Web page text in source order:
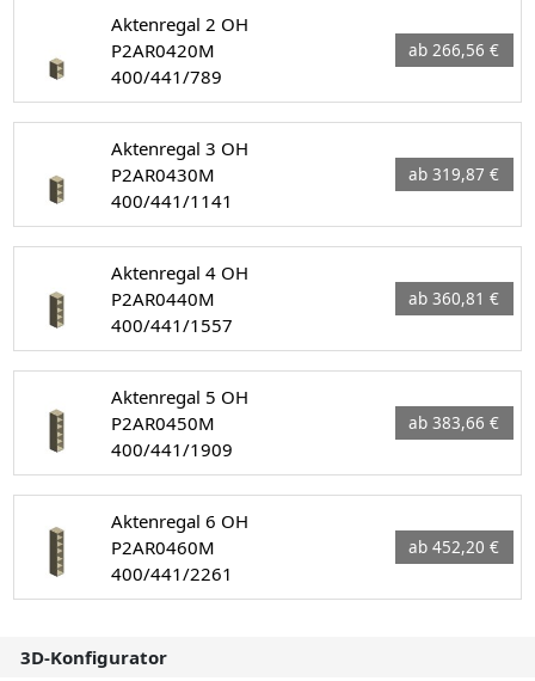
Aktenregal 2 OH
P2AR0420M
400/441/789
ab 266,56 €
Aktenregal 3 OH
P2AR0430M
400/441/1141
ab 319,87 €
Aktenregal 4 OH
P2AR0440M
400/441/1557
ab 360,81 €
Aktenregal 5 OH
P2AR0450M
400/441/1909
ab 383,66 €
Aktenregal 6 OH
P2AR0460M
400/441/2261
ab 452,20 €
3D-Konfigurator